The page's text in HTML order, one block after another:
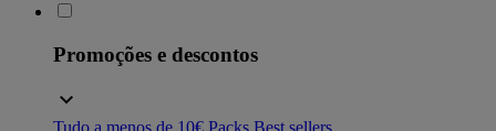
Promoções e descontos